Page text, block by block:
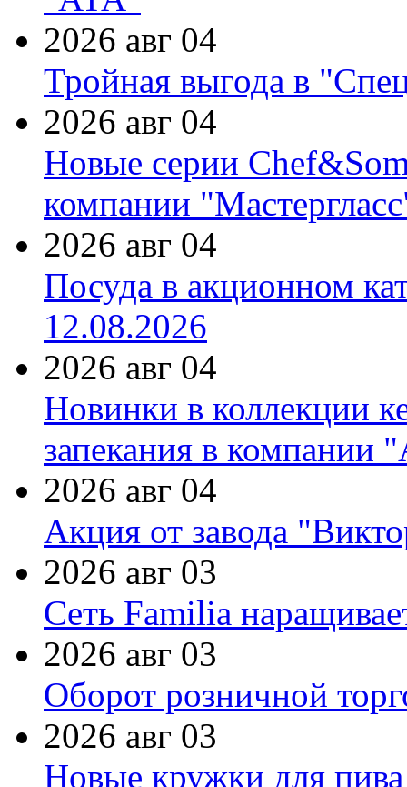
2026 авг 04
Тройная выгода в
2026 авг 04
Новые серии
компании
2026 авг 04
Посуда в акционном
12.08.2026
2026 авг 04
Новинки в коллекции
запекания в компании
2026 авг 04
Акция от завода
2026 авг 03
Сеть Familia
2026 авг 03
Оборот розничной
2026 авг 03
Новые кружки для